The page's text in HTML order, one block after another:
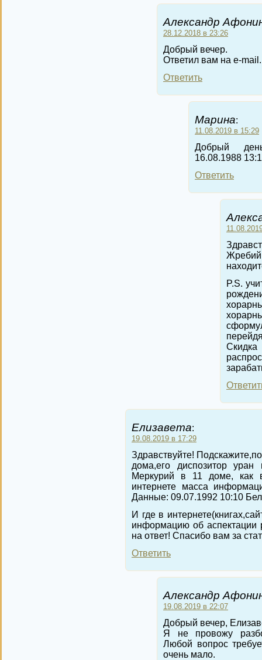
Александр
28.12.2018 в 23:26
Добрый вечер.
Ответил вам на e-mail.
Ответить
Марина:
11.08.2019 в 15:29
Добрый
16.08.1988
Ответить
Жребий
P.S.
Скидка
Елизавета:
19.08.2019 в 17:29
Здравствуйте!
дома,его диспозитор
Меркурий в 11 доме, как
интернете масса
Данные: 09.07.1992 10:10
И где в
информацию об аспектации
на ответ! Спасибо вам за
Ответить
Александр
19.08.2019 в 22:07
Добрый вечер,
Я не провожу
Любой вопрос
очень мало.